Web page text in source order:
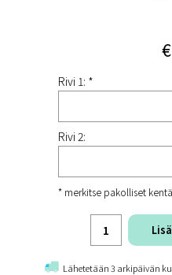
Rivi 1: *
Rivi 2:
* merkitse pakolliset
Lähetetään 3 arkipäivän